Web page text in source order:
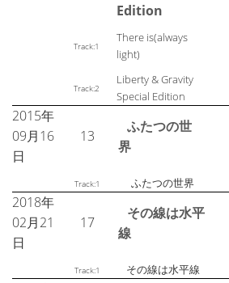
Edition
Track:1
There is(always
light)
Track:2
Liberty & Gravity
Special Edition
2015年
09月16
日
13
ふたつの世
界
Track:1 ふたつの世界
2018年
02月21
日
17
その線は水平
線
Track:1 その線は水平線